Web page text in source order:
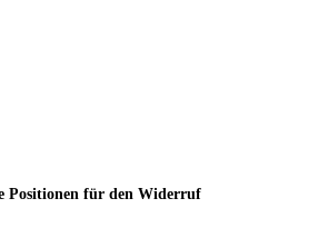
Positionen für den Widerruf